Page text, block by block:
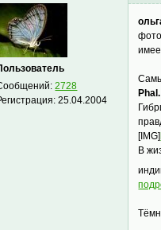
2728
25.04.2004
[IMG]
В